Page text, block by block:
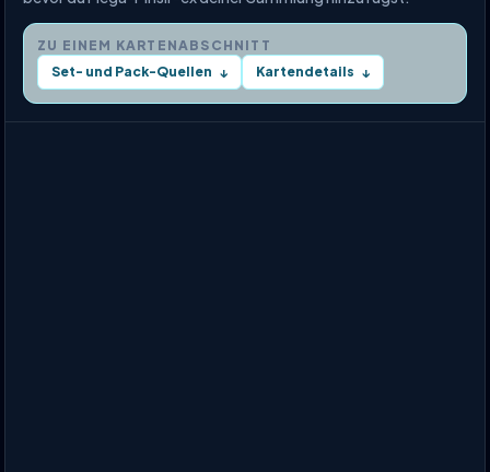
ZU EINEM KARTENABSCHNITT
Set- und Pack-Quellen ↓ Kartendetails ↓